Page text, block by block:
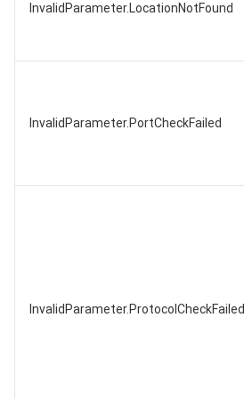
InvalidParameter.LocationNotFound
InvalidParameter.PortCheckFailed
InvalidParameter.ProtocolCheckFailed